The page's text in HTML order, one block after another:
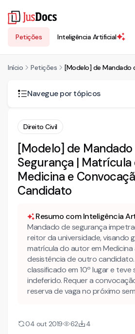
Petições Inteligência Artificial
Início Petições
Navegue por tópicos
MANDADO DE SEGUNRANÇA C/
I. PRELIMINARMENTE
II. DOS FATOS
III. DO CABIMENTO DO MANDADO DE
IV. DA AUTORIDADE COATORA
V. DO DIREITO
Direito Civil
[Modelo] de
Segurança | Matrícula
Medicina e
Candidato
Resumo com Inteligência
Mandado de segurança
reitor da universidade, visando
matrícula do autor em Medicina
desistência de outro
classificado em 10º lugar e teve
indeferido. Requer a
reserva de vaga no próximo
04 out 2019 62 4